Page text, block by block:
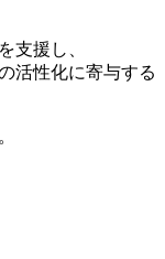
支援し、
活性化に寄与する